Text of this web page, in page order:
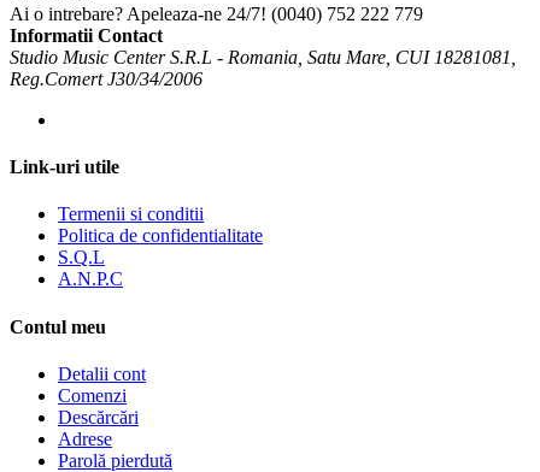
Ai o intrebare? Apeleaza-ne 24/7! (0040) 752 222 779
Informatii Contact
Studio Music Center S.R.L - Romania, Satu Mare, CUI 18281081,
Reg.Comert J30/34/2006
Link-uri utile
Termenii si conditii
Politica de confidentialitate
S.Q.L
A.N.P.C
Contul meu
Detalii cont
Comenzi
Descărcări
Adrese
Parolă pierdută